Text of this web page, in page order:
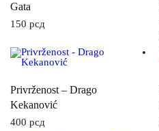
Gata
150 рсд
Privrženost – Drago
Kekanović
400 рсд